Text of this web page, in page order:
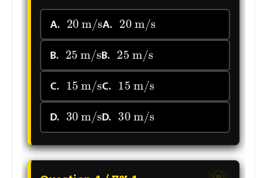
A.
20m/s
A.
20m/s
B.
25m/s
B.
25m/s
C.
15m/s
C.
15m/s
D.
30m/s
D.
30m/s